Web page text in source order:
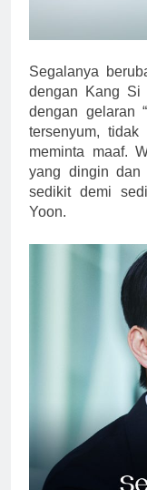
Segalanya
dengan Kang Si
dengan gelaran
tersenyum,
meminta maaf.
yang dingin dan
sedikit demi
Yoon.